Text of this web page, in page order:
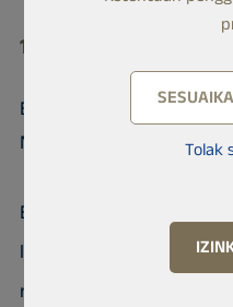
11 000 Liberté 1
Beautiful 2 bedroom
NANCY residen
Beautiful 2 bedroom
living room, kitchen, 24/7
residence located in the
Tolak